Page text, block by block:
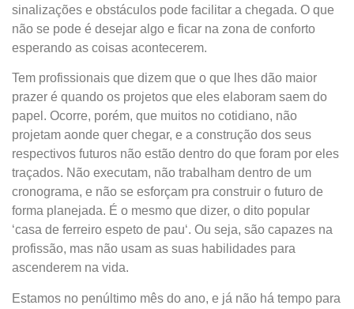
sinalizações e obstáculos pode facilitar a chegada. O que
não se pode é desejar algo e ficar na zona de conforto
esperando as coisas acontecerem.
Tem profissionais que dizem que o que lhes dão maior
prazer é quando os projetos que eles elaboram saem do
papel. Ocorre, porém, que muitos no cotidiano, não
projetam aonde quer chegar, e a construção dos seus
respectivos futuros não estão dentro do que foram por eles
traçados. Não executam, não trabalham dentro de um
cronograma, e não se esforçam pra construir o futuro de
forma planejada. É o mesmo que dizer, o dito popular
‘casa de ferreiro espeto de pau‘. Ou seja, são capazes na
profissão, mas não usam as suas habilidades para
ascenderem na vida.
Estamos no penúltimo mês do ano, e já não há tempo para